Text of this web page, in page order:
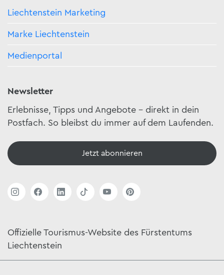
Liechtenstein Marketing
Marke Liechtenstein
Medienportal
Newsletter
Erlebnisse, Tipps und Angebote – direkt in dein
Postfach. So bleibst du immer auf dem Laufenden.
Jetzt abonnieren
Offizielle Tourismus-Website des Fürstentums
Liechtenstein